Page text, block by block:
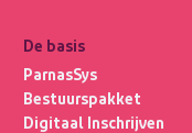
De basis
ParnasSys
Bestuurspakket
Digitaal Inschrijven